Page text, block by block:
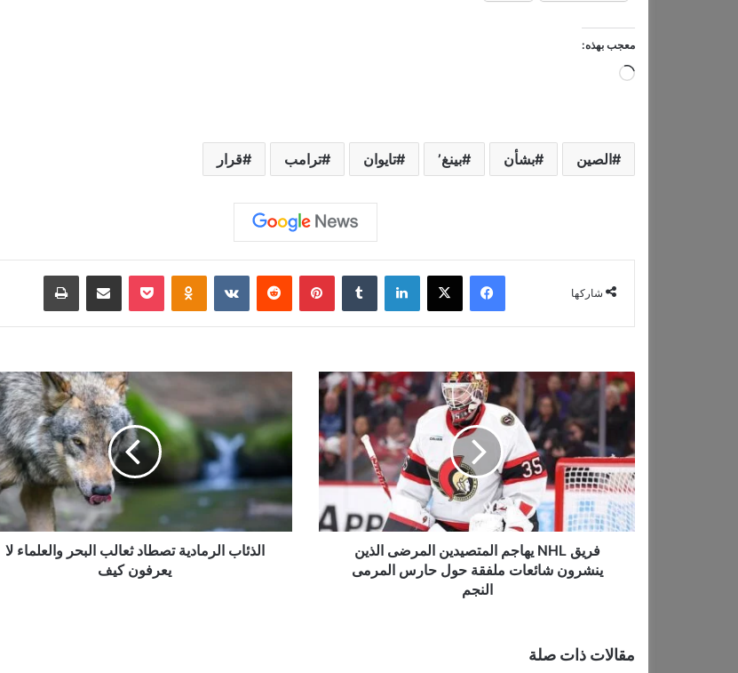
معجب بهذه:
ج
ي
ا
ح
م
…
الصين بشأن بينغ’ تايوان ترامب قرار
شاركها
فيسبوك ‫X لينكدإن بينتيريست ‏VKontakte
N
H
L
ي
ه
ت
فريق NHL يهاجم المتصيدين المرضى الذين
ينشرون شائعات ملفقة حول حارس المرمى
النجم
ئ
ب
ا
ل
ر
الذئاب الرمادية تصطاد ثعالب البحر والعلماء لا
يعرفون كيف
مقالات ذات صلة